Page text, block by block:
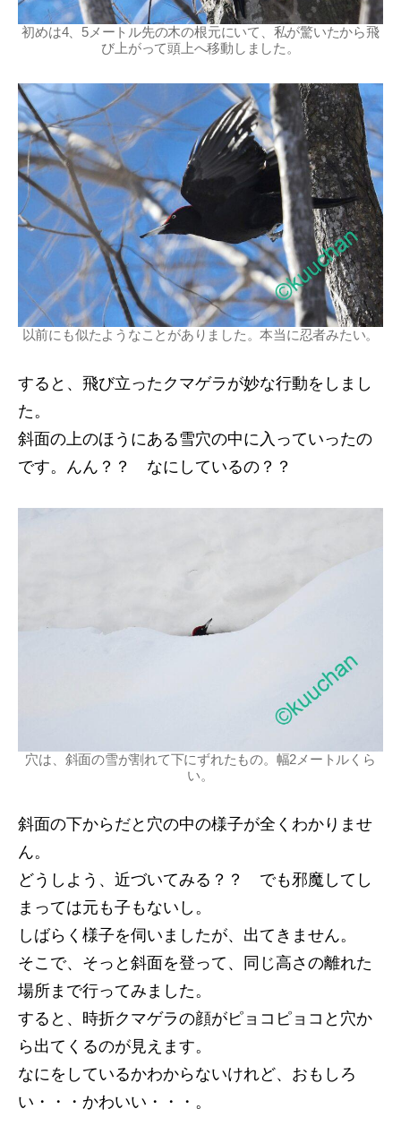
初めは4、5メートル先の木の根元にいて、私が驚いたから飛
び上がって頭上へ移動しました。
以前にも似たようなことがありました。本当に忍者みたい。
すると、飛び立ったクマゲラが妙な行動をしまし
た。
斜面の上のほうにある雪穴の中に入っていったの
です。んん？？ なにしているの？？
穴は、斜面の雪が割れて下にずれたもの。幅2メートルくら
い。
斜面の下からだと穴の中の様子が全くわかりませ
ん。
どうしよう、近づいてみる？？ でも邪魔してし
まっては元も子もないし。
しばらく様子を伺いましたが、出てきません。
そこで、そっと斜面を登って、同じ高さの離れた
場所まで行ってみました。
すると、時折クマゲラの顔がピョコピョコと穴か
ら出てくるのが見えます。
なにをしているかわからないけれど、おもしろ
い・・・かわいい・・・。